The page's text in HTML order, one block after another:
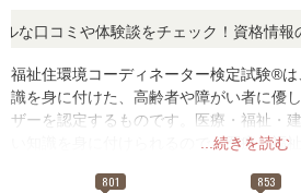
コミや体験談をチェック！資格情報の
...続きを読む
福祉住環境コーディネーター検定試験®
識を身に付けた、高齢者や障がい者に優
ザーを認定するものです。医療・福祉・
い知識を身に付けられるので、医療・福
801 853